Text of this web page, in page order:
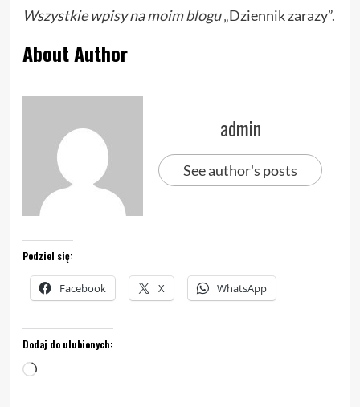
Wszystkie wpisy namoim blogu„Dziennik zarazy”.
About Author
admin
See author's posts
Podziel się:
Facebook X WhatsApp
Dodaj do ulubionych:
Wczytywanie…